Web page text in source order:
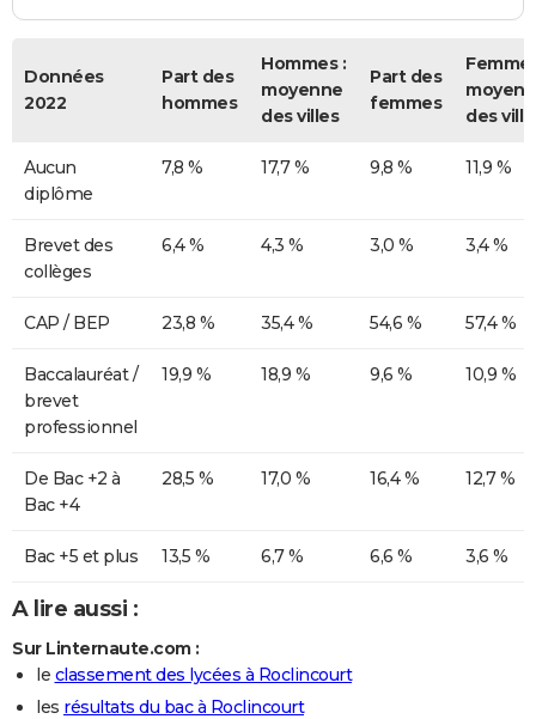
Données
2022
Part des
hommes
Hommes :
moyenne
des villes
Part des
femmes
des
Aucun
diplôme
7,8 % 17,7 % 9,8 % 11,9 %
Brevet des
collèges
6,4 % 4,3 % 3,0 % 3,4 %
CAP / BEP 23,8 % 35,4 % 54,6 % 57,4 %
Baccalauréat /
brevet
professionnel
19,9 % 18,9 % 9,6 % 10,9 %
De Bac +2 à
Bac +4
28,5 % 17,0 % 16,4 % 12,7 %
Bac +5 et plus 13,5 % 6,7 % 6,6 % 3,6 %
A lire aussi :
Sur Linternaute.com :
le classement des lycées à Roclincourt
les résultats du bac à Roclincourt